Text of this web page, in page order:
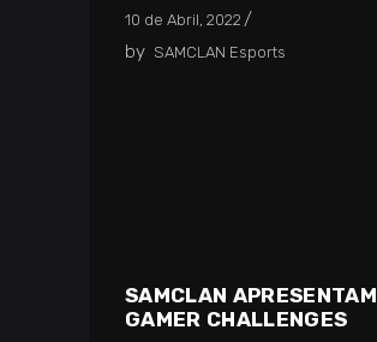
10 de Abril, 2022
by SAMCLAN Esports
SAMCLAN APRESENTAM
GAMER CHALLENGES